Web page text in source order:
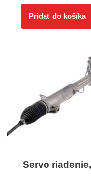
Pridať do košíka
Servo riadenie,